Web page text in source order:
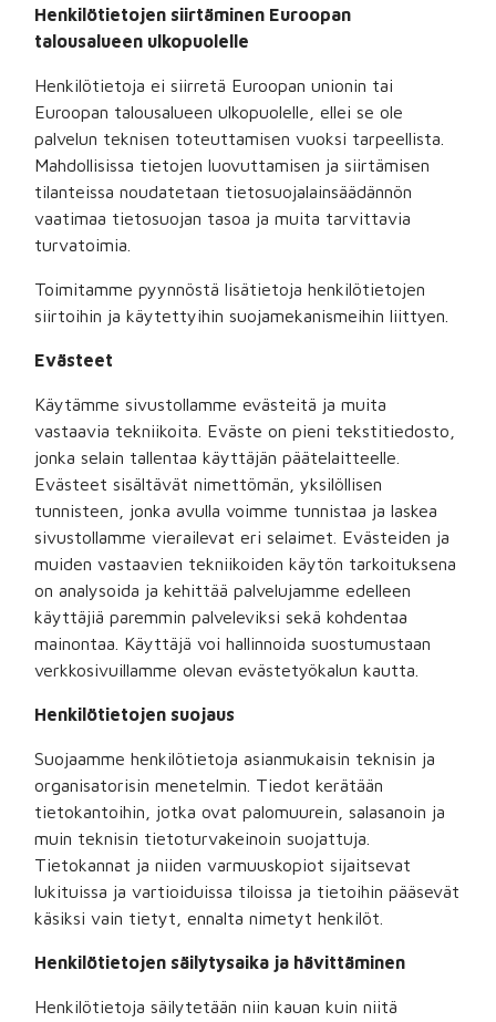
Henkilötietojen siirtäminen Euroopan
talousalueen ulkopuolelle
Henkilötietoja ei siirretä Euroopan unionin tai
Euroopan talousalueen ulkopuolelle, ellei se ole
palvelun teknisen toteuttamisen vuoksi tarpeellista.
Mahdollisissa tietojen luovuttamisen ja siirtämisen
tilanteissa noudatetaan tietosuojalainsäädännön
vaatimaa tietosuojan tasoa ja muita tarvittavia
turvatoimia.
Toimitamme pyynnöstä lisätietoja henkilötietojen
siirtoihin ja käytettyihin suojamekanismeihin liittyen.
Evästeet
Käytämme sivustollamme evästeitä ja muita
vastaavia tekniikoita. Eväste on pieni tekstitiedosto,
jonka selain tallentaa käyttäjän päätelaitteelle.
Evästeet sisältävät nimettömän, yksilöllisen
tunnisteen, jonka avulla voimme tunnistaa ja laskea
sivustollamme vierailevat eri selaimet. Evästeiden ja
muiden vastaavien tekniikoiden käytön tarkoituksena
on analysoida ja kehittää palvelujamme edelleen
käyttäjiä paremmin palveleviksi sekä kohdentaa
mainontaa. Käyttäjä voi hallinnoida suostumustaan
verkkosivuillamme olevan evästetyökalun kautta.
Henkilötietojen suojaus
Suojaamme henkilötietoja asianmukaisin teknisin ja
organisatorisin menetelmin. Tiedot kerätään
tietokantoihin, jotka ovat palomuurein, salasanoin ja
muin teknisin tietoturvakeinoin suojattuja.
Tietokannat ja niiden varmuuskopiot sijaitsevat
lukituissa ja vartioiduissa tiloissa ja tietoihin pääsevät
käsiksi vain tietyt, ennalta nimetyt henkilöt.
Henkilötietojen säilytysaika ja hävittäminen
Henkilötietoja säilytetään niin kauan kuin niitä